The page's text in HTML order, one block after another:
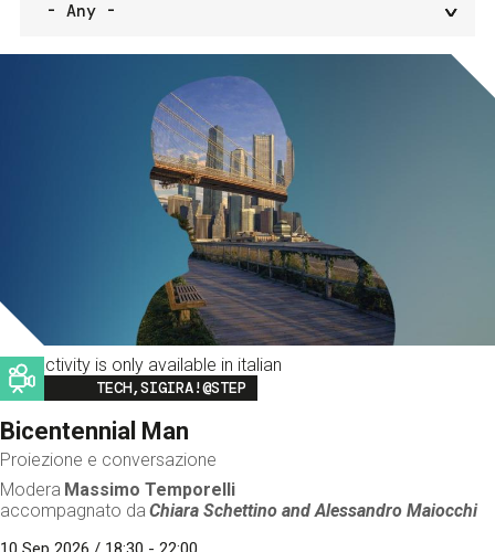
This activity is only available in italian
Image
TECH,SIGIRA!@STEP
Bicentennial Man
Proiezione e conversazione
Modera Massimo Temporelli
accompagnato da Chiara Schettino andAlessandro Maiocchi